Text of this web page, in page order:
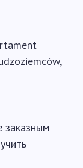
заказным